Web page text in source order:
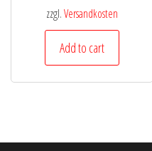
zzgl.Versandkosten
Add to cart